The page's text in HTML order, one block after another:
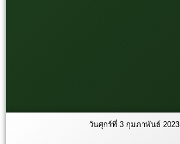
วันศุกร์ที่ 3 กุมภาพันธ์ 2023